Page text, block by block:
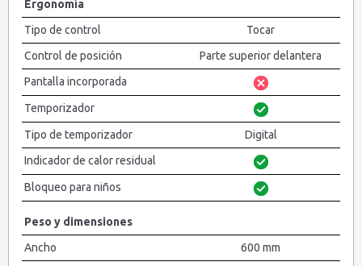
Ergonomía
Tipo de control
Tocar
Control de posición
Parte superior delantera
Pantalla incorporada
Temporizador
Tipo de temporizador
Digital
Indicador de calor residual
Bloqueo para niños
Peso y dimensiones
Ancho
600 mm